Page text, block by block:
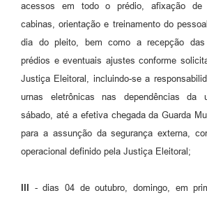
acessos em todo o prédio, afixação de
cabinas, orientação e treinamento do
dia do pleito, bem como a recepção
prédios e eventuais ajustes conforme
Justiça Eleitoral, incluindo-se a
urnas eletrônicas nas dependências da
sábado, até a efetiva chegada da Guarda
para a assunção da segurança externa,
operacional definido pela Justiça Eleitoral;
- dias 04 de outubro, domingo, em